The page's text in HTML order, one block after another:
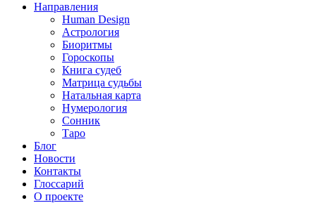
Направления
Human Design
Астрология
Биоритмы
Гороскопы
Книга судеб
Матрица судьбы
Натальная карта
Нумерология
Сонник
Таро
Блог
Новости
Контакты
Глоссарий
О проекте